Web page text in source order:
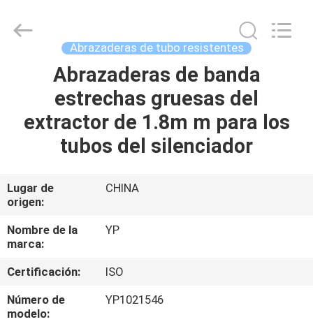
INICIO
PRODUCTOS
NOSOTROS
VISITA
A
LA
FÁBRICA
TRADE
CO.,LTD.
Abrazaderas de tubo resistentes
Abrazaderas de banda
estrechas gruesas del
extractor de 1.8m m para los
tubos del silenciador
Lugar de
origen:
CHINA
Nombre de la
marca:
YP
Certificación:
ISO
Número de
modelo:
YP1021546